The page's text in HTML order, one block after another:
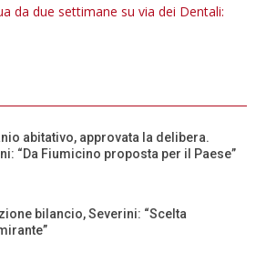
da due settimane su via dei Dentali:
abitativo, approvata la delibera.
“Da Fiumicino proposta per il Paese”
bilancio, Severini: “Scelta